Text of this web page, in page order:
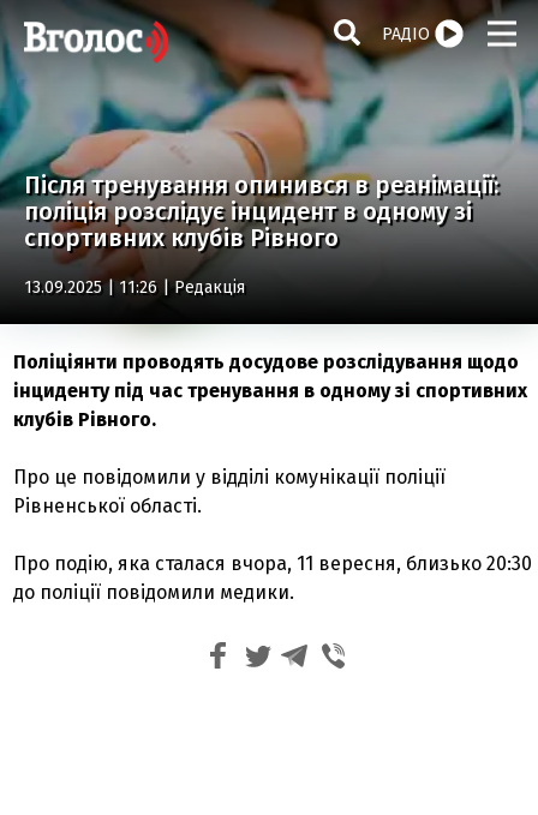
РАДІО
Після тренування опинився в реанімації:
поліція розслідує інцидент в одному зі
спортивних клубів Рівного
13.09.2025 | 11:26 |Редакція
Поліціянти проводять досудове розслідування щодо
інциденту під час тренування в одному зі спортивних
клубів Рівного.
Про це повідомили у відділі комунікації поліції
Рівненської області.
Про подію, яка сталася вчора, 11 вересня, близько 20:30
до поліції повідомили медики.